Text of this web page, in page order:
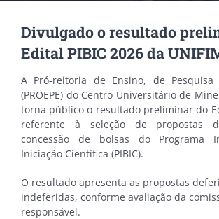
Divulgado o resultado
Edital PIBIC 2026 da
A Pró-reitoria de Ensino, de Pesquisa
(PROEPE) do Centro Universitário de
torna público o resultado preliminar do
referente à seleção de propostas
concessão de bolsas do Programa
Iniciação Científica (PIBIC).
O resultado apresenta as propostas
indeferidas, conforme avaliação da
responsável.